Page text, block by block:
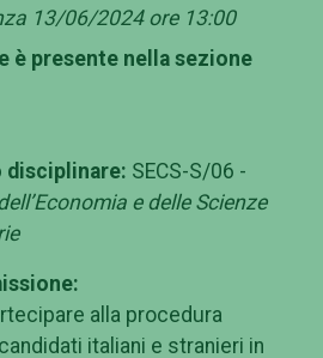
13/06/2024 ore 13:00
è presente nella sezione
SECS-S/06 -
e delle Scienze
alla procedura
italiani e stranieri in